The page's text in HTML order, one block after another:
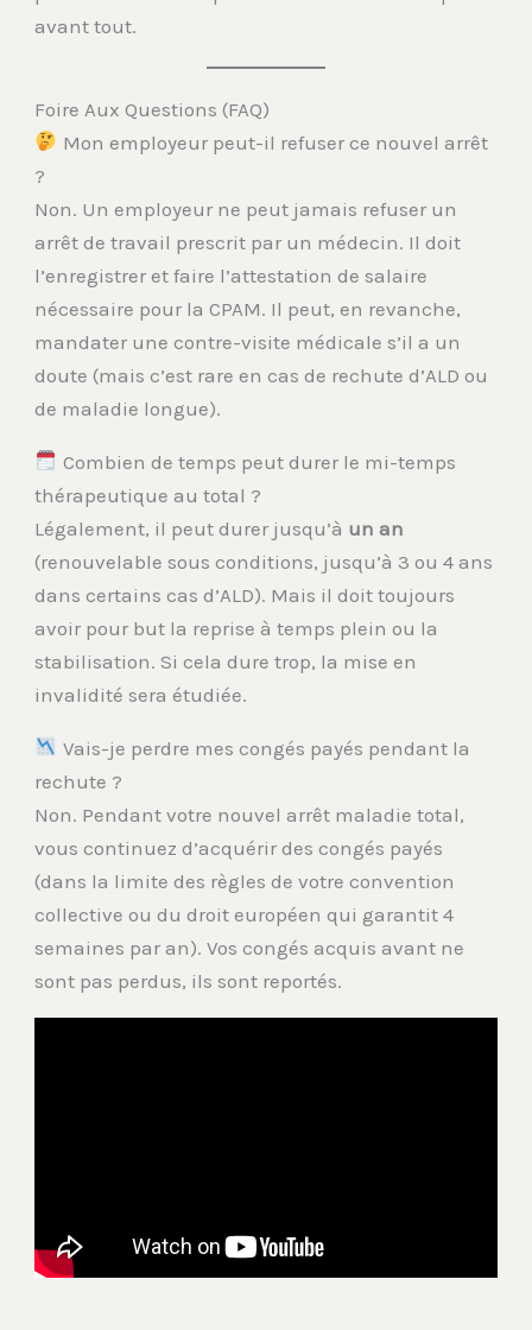
avant tout.
Foire Aux Questions (FAQ)
Mon employeur peut-il refuser ce nouvel arrêt
?
Non. Un employeur ne peut jamais refuser un
arrêt de travail prescrit par un médecin. Il doit
l’enregistrer et faire l’attestation de salaire
nécessaire pour la CPAM. Il peut, en revanche,
mandater une contre-visite médicale s’il a un
doute (mais c’est rare en cas de rechute d’ALD ou
de maladie longue).
Combien de temps peut durer le mi-temps
thérapeutique au total ?
Légalement, il peut durer jusqu’à un an
(renouvelable sous conditions, jusqu’à 3 ou 4 ans
dans certains cas d’ALD). Mais il doit toujours
avoir pour but la reprise à temps plein ou la
stabilisation. Si cela dure trop, la mise en
invalidité sera étudiée.
Vais-je perdre mes congés payés pendant la
rechute ?
Non. Pendant votre nouvel arrêt maladie total,
vous continuez d’acquérir des congés payés
(dans la limite des règles de votre convention
collective ou du droit européen qui garantit 4
semaines par an). Vos congés acquis avant ne
sont pas perdus, ils sont reportés.